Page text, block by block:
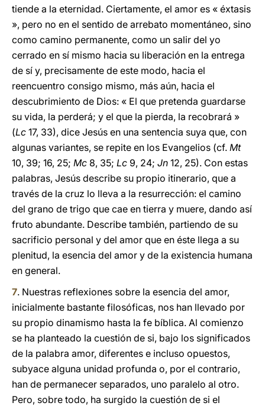
tiende a la eternidad. Ciertamente, el amor es « éxtasis
», pero no en el sentido de arrebato momentáneo, sino
como camino permanente, como un salir del yo
cerrado en sí mismo hacia su liberación en la entrega
de sí y, precisamente de este modo, hacia el
reencuentro consigo mismo, más aún, hacia el
descubrimiento de Dios: « El que pretenda guardarse
su vida, la perderá; y el que la pierda, la recobrará »
(Lc 17, 33), dice Jesús en una sentencia suya que, con
algunas variantes, se repite en los Evangelios (cf. Mt
10, 39; 16, 25; Mc 8, 35; Lc 9, 24; Jn 12, 25). Con estas
palabras, Jesús describe su propio itinerario, que a
través de la cruz lo lleva a la resurrección: el camino
del grano de trigo que cae en tierra y muere, dando así
fruto abundante. Describe también, partiendo de su
sacrificio personal y del amor que en éste llega a su
plenitud, la esencia del amor y de la existencia humana
en general.
7. Nuestras reflexiones sobre la esencia del amor,
inicialmente bastante filosóficas, nos han llevado por
su propio dinamismo hasta la fe bíblica. Al comienzo
se ha planteado la cuestión de si, bajo los significados
de la palabra amor, diferentes e incluso opuestos,
subyace alguna unidad profunda o, por el contrario,
han de permanecer separados, uno paralelo al otro.
Pero, sobre todo, ha surgido la cuestión de si el